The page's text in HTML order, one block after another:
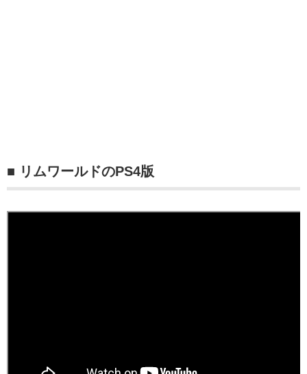
■ リムワールドのPS4版